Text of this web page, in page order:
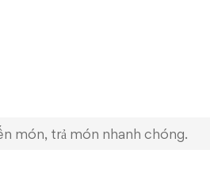
món, trả món nhanh chóng.